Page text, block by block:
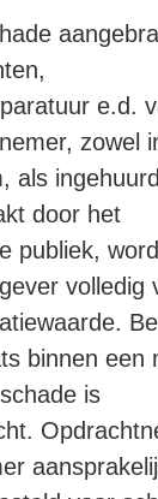
e.d.
zowel
als
door het
publiek,
volledig
binnen een
is